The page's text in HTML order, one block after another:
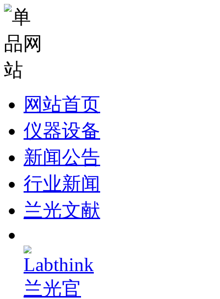
网站首页
仪器设备
新闻公告
行业新闻
兰光文献